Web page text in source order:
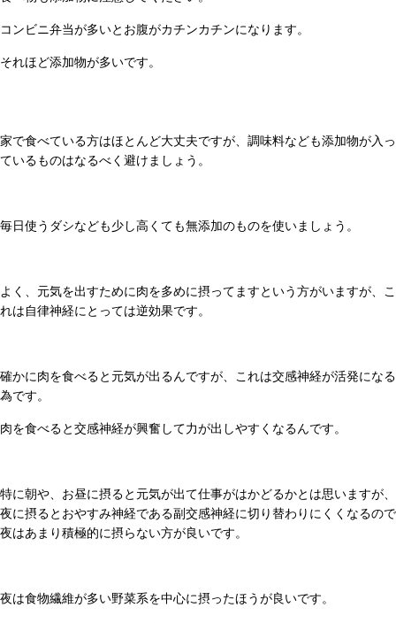
コンビニ弁当が多いとお腹がカチンカチンになります。
それほど添加物が多いです。
家で食べている方はほとんど大丈夫ですが、調味料なども添加物が入っ
ているものはなるべく避けましょう。
毎日使うダシなども少し高くても無添加のものを使いましょう。
よく、元気を出すために肉を多めに摂ってますという方がいますが、こ
れは自律神経にとっては逆効果です。
確かに肉を食べると元気が出るんですが、これは交感神経が活発になる
為です。
肉を食べると交感神経が興奮して力が出しやすくなるんです。
特に朝や、お昼に摂ると元気が出て仕事がはかどるかとは思いますが、
夜に摂るとおやすみ神経である副交感神経に切り替わりにくくなるので
夜はあまり積極的に摂らない方が良いです。
夜は食物繊維が多い野菜系を中心に摂ったほうが良いです。